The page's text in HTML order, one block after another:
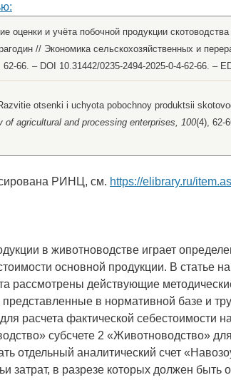
оценки и учёта побочной продукции
// Экономика сельскохозяйственных и
66. – DOI 10.31442/0235-2494-2025-0-4-62-66. –
otsenki i uchyota pobochnoy produktsii
of agricultural and processing enterprises, 100(4), 62-
РИНЦ, см. https://elibrary.ru/
в животноводстве играет
основной продукции. В статье
рассмотрены действующие
в нормативной базе и
расчета фактической себестоимости
субсчете 2 «Животноводство»
отдельный аналитический счет
затрат, в разрезе которых должен быть